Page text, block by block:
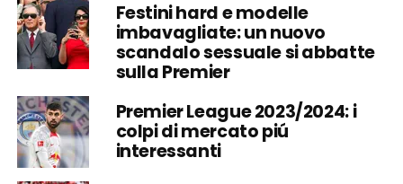
Festini hard e modelle
imbavagliate: un nuovo
scandalo sessuale si abbatte
sulla Premier
Premier League 2023/2024: i
colpi di mercato piú
interessanti